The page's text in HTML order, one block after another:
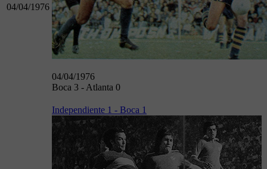
04/04/1976
04/04/1976
Boca 3 - Atlanta 0
Independiente 1 - Boca 1